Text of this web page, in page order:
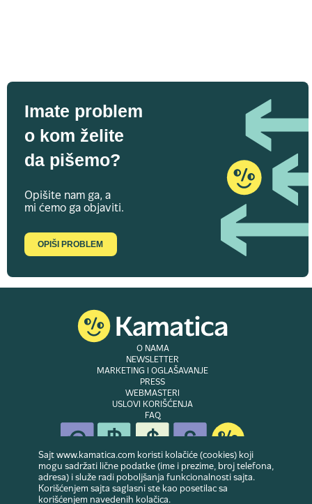
Imate problem
o kom želite
da pišemo?
Opišite nam ga, a
mi ćemo ga objaviti.
OPIŠI PROBLEM
O NAMA
NEWSLETTER
MARKETING I OGLAŠAVANJE
PRESS
WEBMASTERI
USLOVI KORIŠĆENJA
FAQ
© Copyright 2007-2026. Website developed & owned byDubes doo
zadržana
Sajt www.kamatica.com koristi kolačiće (cookies) koji
mogu sadržati lične podatke (ime i prezime, broj telefona,
adresa) i služe radi poboljšanja funkcionalnosti sajta.
Korišćenjem sajta saglasni ste kao posetilac sa
korišćenjem navedenih kolačica.